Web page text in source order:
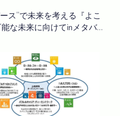
ス”で未来を考える『よこ
な未来に向けてinメタバ…